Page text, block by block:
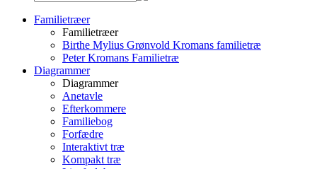
Familietræer
Familietræer
Birthe Mylius Grønvold Kromans familietræ
Peter Kromans Familietræ
Diagrammer
Diagrammer
Anetavle
Efterkommere
Familiebog
Forfædre
Interaktivt træ
Kompakt træ